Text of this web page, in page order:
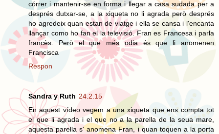
córrer i mantenir-se en forma i llegar a casa sudada per a
després dutxar-se, a la xiqueta no li agrada però després
ho agredeix quan estan de viatge i ella se cansa i l'encanta
llançar como ho fan el la televisió. Fran es Francesa i parla
francès. Però el que més odia és que li anomenen
Francisca
Respon
Sandra y Ruth 24.2.15
En aquest vídeo vegem a una xiqueta que ens compta tot
el que li agrada i el que no a la parella de la seua mare,
aquesta parella s' anomena Fran, i quan toquen a la porta